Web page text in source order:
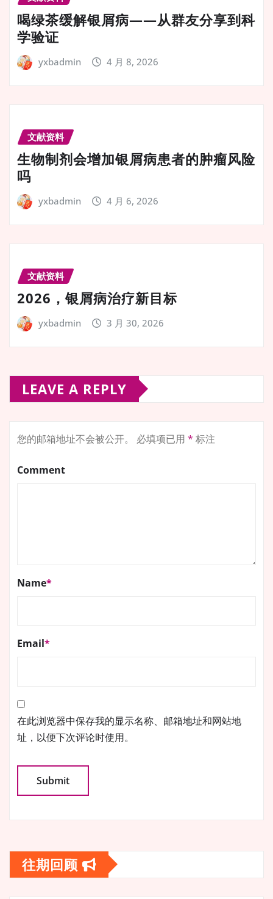
喝绿茶缓解银屑病——从群友分享到科
学验证
yxbadmin 4 月 8, 2026
文献资料
生物制剂会增加银屑病患者的肿瘤风险
吗
yxbadmin 4 月 6, 2026
文献资料
2026，银屑病治疗新目标
yxbadmin 3 月 30, 2026
LEAVE A REPLY
您的邮箱地址不会被公开。 必填项已用 * 标注
Comment
Name*
Email*
在此浏览器中保存我的显示名称、邮箱地址和网站地
址，以便下次评论时使用。
往期回顾